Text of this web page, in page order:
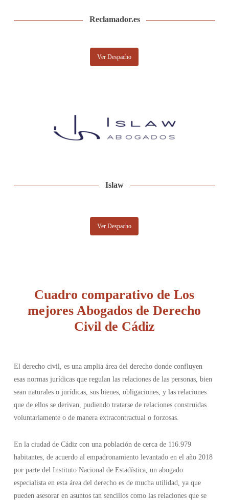
Reclamador.es
Ver Despacho
Islaw
Ver Despacho
Cuadro comparativo de Los
mejores Abogados de Derecho
Civil de Cádiz
El derecho civil, es una amplia área del derecho donde confluyen
esas normas jurídicas que regulan las relaciones de las personas, bien
sean naturales o jurídicas, sus bienes, obligaciones, y las relaciones
que de ellos se derivan, pudiendo tratarse de relaciones construidas
voluntariamente o de manera extracontractual o forzosas.
En la ciudad de Cádiz con una población de cerca de 116.979
habitantes, de acuerdo al empadronamiento levantado en el año 2018
por parte del Instituto Nacional de Estadística, un abogado
especialista en esta área del derecho es de mucha utilidad, ya que
pueden asesorar en asuntos tan sencillos como las relaciones que se